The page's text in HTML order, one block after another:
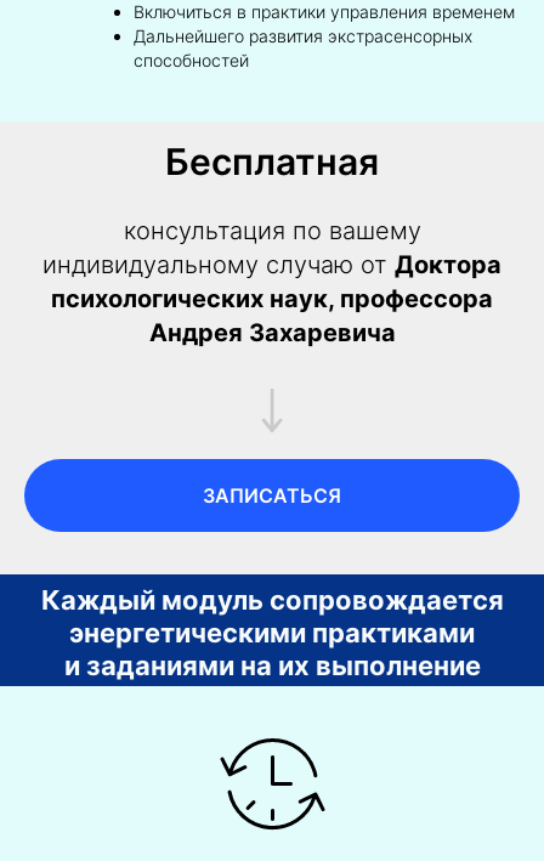
Включиться в практики управления временем
Дальнейшего развития экстрасенсорных
способностей
Бесплатная
консультация по вашему
индивидуальному случаю от Доктора
психологических наук, профессора
Андрея Захаревича
ЗАПИСАТЬСЯ
Каждый модуль сопровождается
энергетическими практиками
и заданиями на их выполнение